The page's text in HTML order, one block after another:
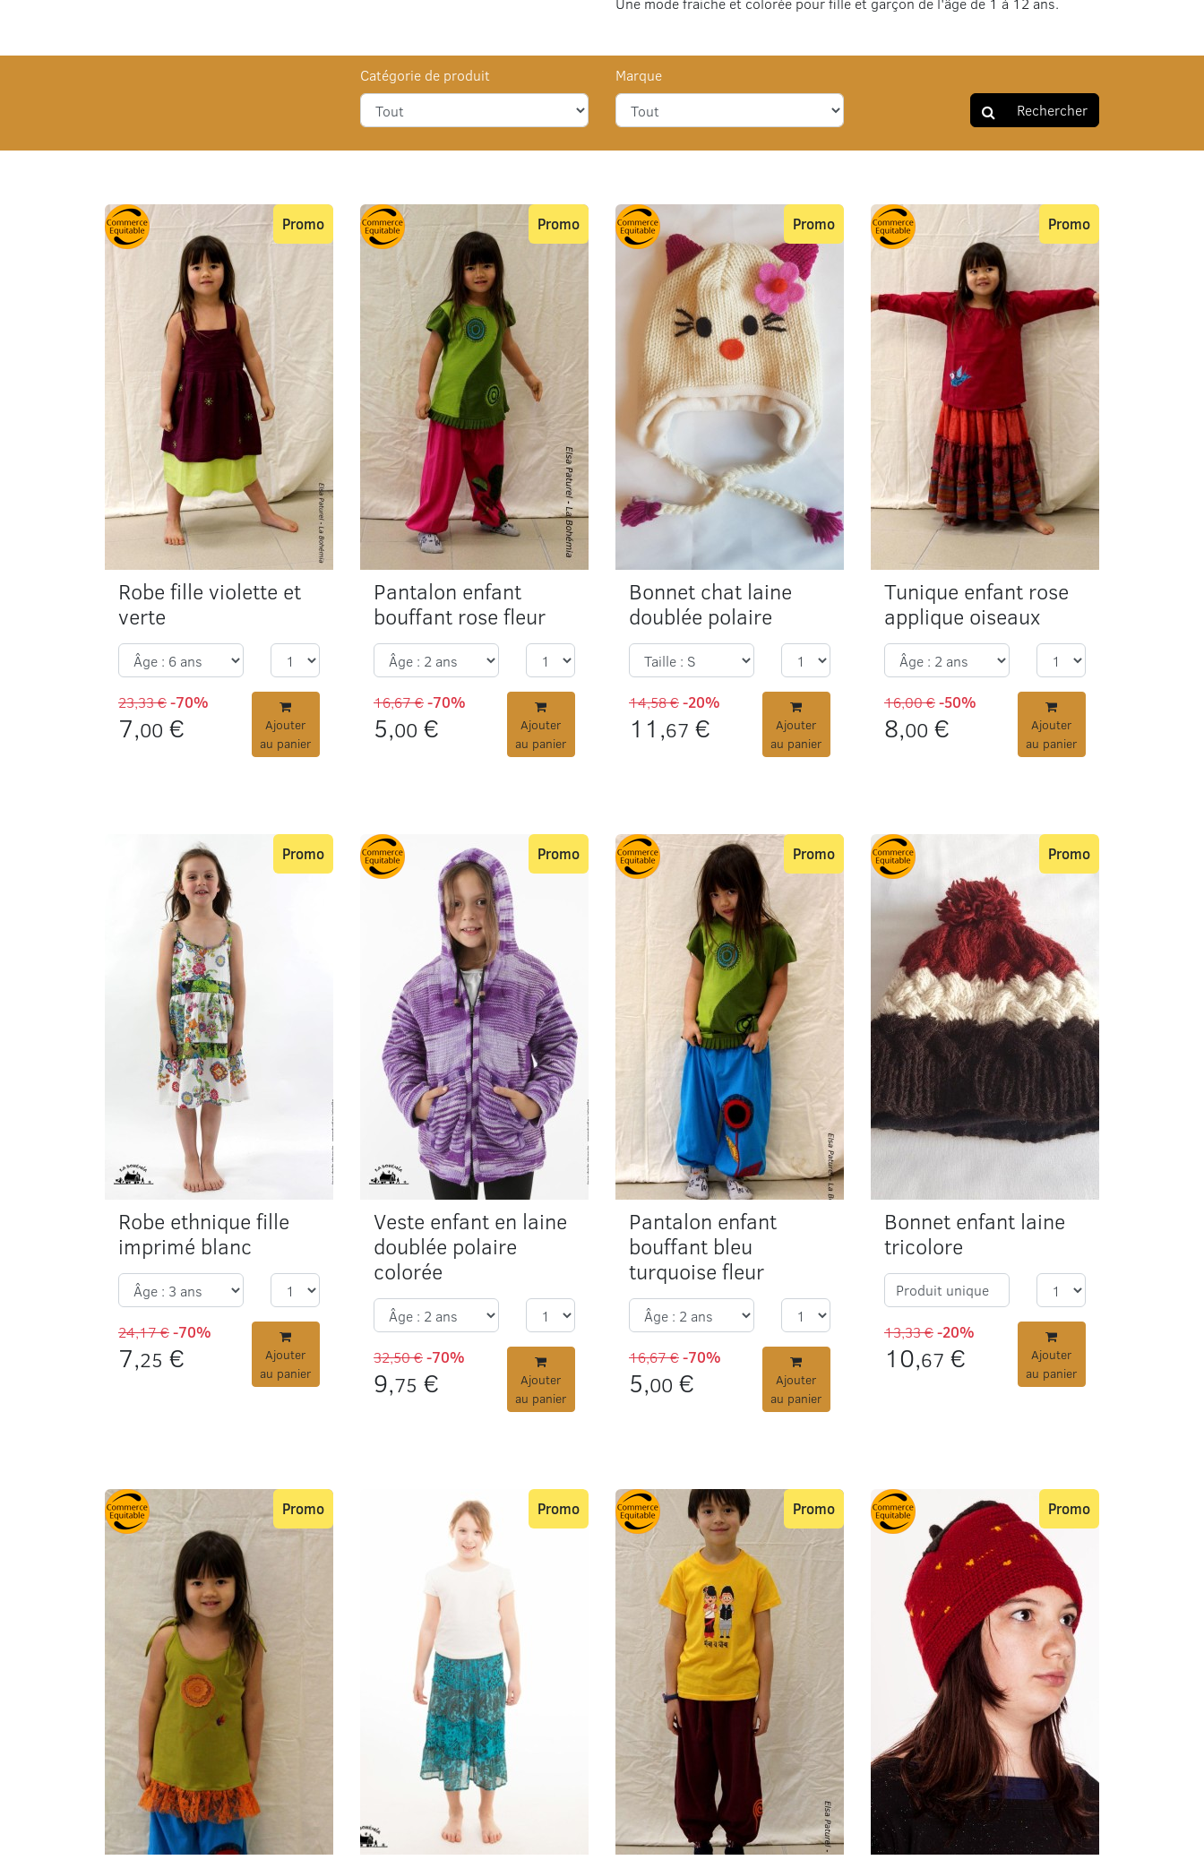
Catégorie de produit
Marque
Rechercher
Robe fille violette et
verte
Promo
23,33 €-70%
7,00 €
Ajouter
au panier
Pantalon enfant
bouffant rose fleur
Promo
16,67 €-70%
5,00 €
Ajouter
au panier
Bonnet chat laine
doublée polaire
Promo
14,58 €-20%
11,67 €
Ajouter
au panier
Tunique enfant rose
applique oiseaux
Promo
16,00 €-50%
8,00 €
Ajouter
au panier
Robe ethnique fille
imprimé blanc
Promo
24,17 €-70%
7,25 €
Ajouter
au panier
Veste enfant en laine
doublée polaire
colorée
Promo
32,50 €-70%
9,75 €
Ajouter
au panier
Pantalon enfant
bouffant bleu
turquoise fleur
Promo
16,67 €-70%
5,00 €
Ajouter
au panier
Bonnet enfant laine
tricolore
Promo
Produit unique
13,33 €-20%
10,67 €
Ajouter
au panier
Promo Promo Promo Promo